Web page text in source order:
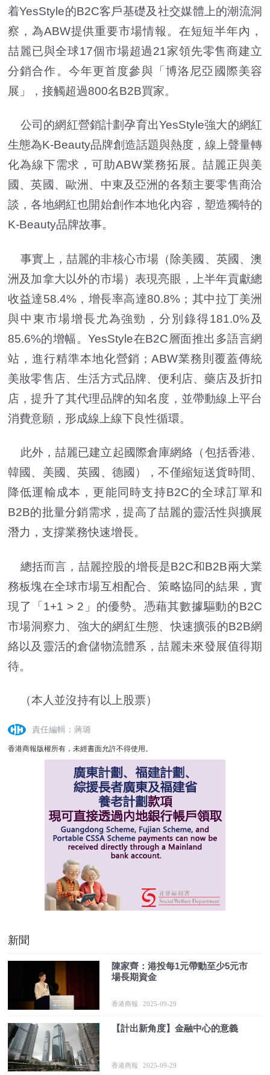
着YesStyle的B2C客戶基礎及社交媒體上的潮流洞
察，為ABW提供重要市場情報。在短短半年內，
喆麗已與全球17個市場超過21家領先零售商建立
分銷合作。今年更首度參與「博洛尼亞國際美容
展」，接觸超過800名B2B買家。
公司的網紅營銷計劃孕育出YesStyle強大的網紅
生態為K-Beauty品牌創造話題與熱度，線上聲量轉
化為線下需求，可助ABW業務拓展。喆麗正與美
國、英國、歐洲、中東及亞洲的各類主要零售商洽
談，各地網紅也開始創作本地化內容，塑造獨特的
K-Beauty品牌故事。
事實上，喆麗的非核心市場（除美國、英國、澳
洲及加拿大以外的市場）表現亮眼，上半年貢獻總
收益達58.4%，增長率高達80.8%；其中拉丁美洲
與中東市場增長尤為強勁，分別錄得181.0%及
85.6%的增幅。YesStyle在B2C層面推出多語言網
站，進行精準本地化營銷；ABW業務則覆蓋傳統
美妝零售店、生活方式品牌、便利店、藥店及折扣
店，提升了其代理品牌的知名度，並帶動線上平台
消費意願，形成線上線下良性循環。
此外，喆麗已建立起國際倉庫網絡（包括香港、
韓國、美國、英國、德國），不僅縮短送貨時間、
降低運輸成本，更能同時支持B2C的全球訂單和
B2B的批量分銷需求，提高了喆麗的靈活性與擴展
潛力，支撐業務快速增長。
總括而言，喆麗控股的增長是B2C和B2B兩大業
務板塊在全球市場互相配合、策略協同的結果，實
現了「1+1 > 2」的優勢。憑藉其數據驅動的B2C
市場洞察力、強大的網紅生態、快速擴張的B2B網
絡以及靈活的倉儲物流體系，喆麗未來發展值得期
待。
（本人並沒持有以上股票）
責任編輯：蔣璐
香港商報版權所有，未經書面允許不得使用。
新聞
陳家齊：港投每1元帶動至少5元市
場長期資金
香港商報 2025-09-29
【計出新角度】金融中心的意義
香港商報 2025-09-29